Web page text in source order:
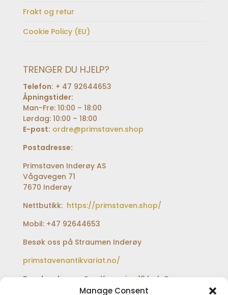
Manage Consent
Frakt og retur
Cookie Policy (EU)
TRENGER DU HJELP?
Telefon: + 47 92644653
Åpningstider:
Man-Fre: 10:00 – 18:00
Lørdag: 10:00 – 18:00
E-post: ordre@primstaven.shop
Postadresse:
Primstaven Inderøy AS
Vågavegen 71
7670 Inderøy
Nettbutikk: https://primstaven.shop/
Mobil: +47 92644653
Besøk oss på Straumen Inderøy
primstavenantikvariat.no/
Besøksadresse:Sundfærveien 12 bak Coop
extra og Shell bensinstasjon